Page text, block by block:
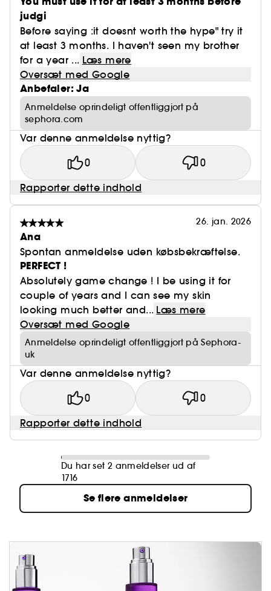
judgi
Before saying :it doesnt worth the hype" try it
at least 3 months. I haven't seen my brother
for a year ... Læs mere
Oversæt med Google
Anbefaler: Ja
Anmeldelse oprindeligt offentliggjort på
sephora.com
Var denne anmeldelse nyttig?
0 0
Rapporter dette indhold
26. jan. 2026
Ana
Spontan anmeldelse uden købsbekræftelse.
PERFECT !
Absolutely game change ! I be using it for
couple of years and I can see my skin
looking much better and... Læs mere
Oversæt med Google
Anmeldelse oprindeligt offentliggjort på Sephora-
uk
Var denne anmeldelse nyttig?
0 0
Rapporter dette indhold
Du har set 2 anmeldelser ud af
1716
Se flere anmeldelser